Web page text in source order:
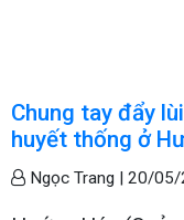
Chung tay đẩy
huyết thống ở
Ngọc Trang | 20/05/